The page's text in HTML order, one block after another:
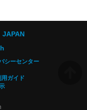
JAPAN
シーセンター
用ガイド